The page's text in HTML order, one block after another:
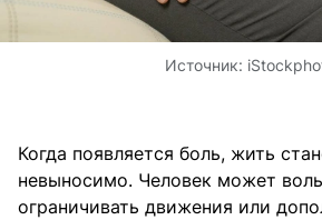
Источник:
Когда появляется боль, жить
невыносимо. Человек может
ограничивать движения или